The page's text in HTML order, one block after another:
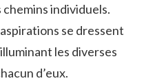
individuels.
se dressent
les diverses
d’eux.